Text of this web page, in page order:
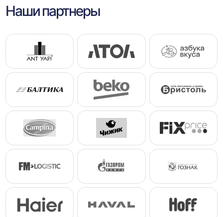
Наши партнеры